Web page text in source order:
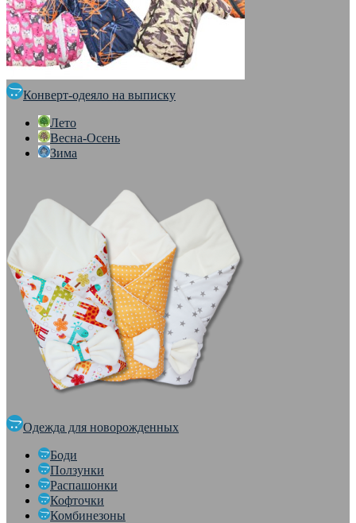
Конверт-одеяло на выписку
Лето
Весна-Осень
Зима
Одежда для новорожденных
Боди
Ползунки
Распашонки
Кофточки
Комбинезоны